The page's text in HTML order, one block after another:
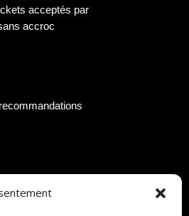
acceptés par
accroc
possibilité
existante.